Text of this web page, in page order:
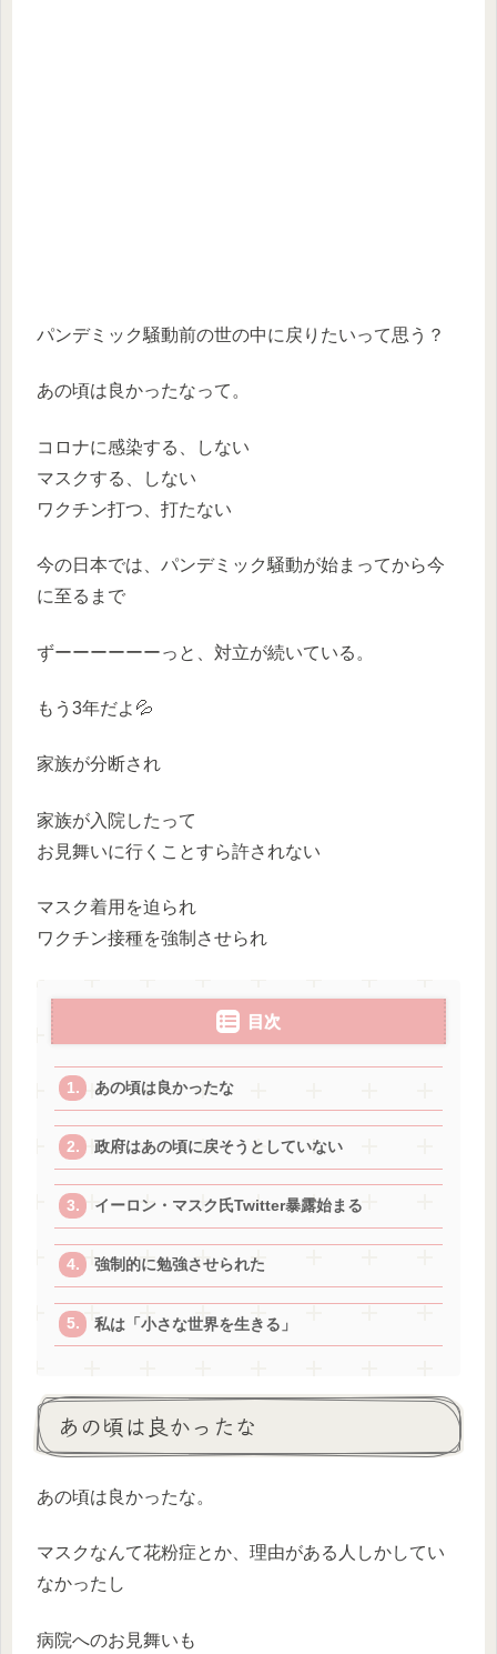
パンデミック騒動前の世の中に戻りたいって思う？
あの頃は良かったなって。
コロナに感染する、しない
マスクする、しない
ワクチン打つ、打たない
今の日本では、パンデミック騒動が始まってから今
に至るまで
ずーーーーーーっと、対立が続いている。
もう3年だよ💦
家族が分断され
家族が入院したって
お見舞いに行くことすら許されない
マスク着用を迫られ
ワクチン接種を強制させられ
目次
あの頃は良かったな
政府はあの頃に戻そうとしていない
イーロン・マスク氏Twitter暴露始まる
強制的に勉強させられた
私は「小さな世界を生きる」
あの頃は良かったな
あの頃は良かったな。
マスクなんて花粉症とか、理由がある人しかしてい
なかったし
病院へのお見舞いも